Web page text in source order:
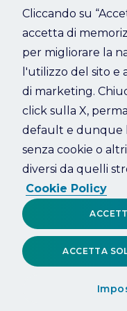
Cliccando su
accetta di
per migliorare la
l'utilizzo del sito e
di marketing.
click sulla X,
default e dunque
senza cookie o
diversi da quelli
Cookie Policy
ACCETTA